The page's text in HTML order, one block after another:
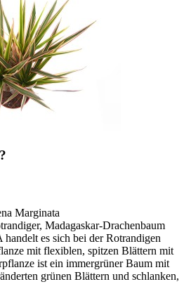
Marginata
Madagaskar-Drachenbaum
es sich bei der Rotrandigen
mit flexiblen, spitzen Blättern mit
ist ein immergrüner Baum mit
grünen Blättern und schlanken,